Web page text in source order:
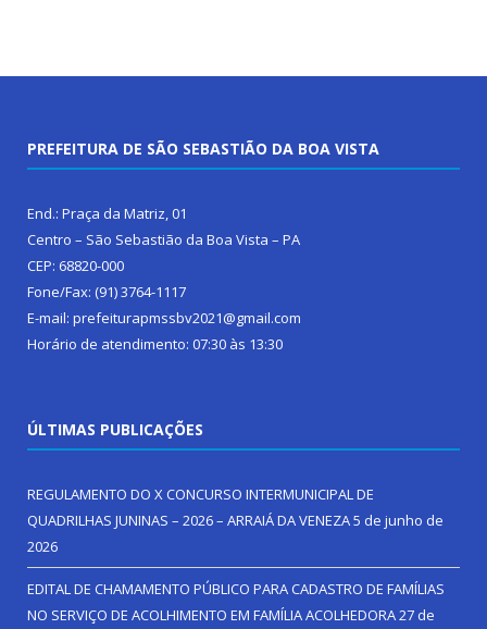
PREFEITURA DE SÃO SEBASTIÃO DA BOA VISTA
End.: Praça da Matriz, 01
Centro – São Sebastião da Boa Vista – PA
CEP: 68820-000
Fone/Fax: (91) 3764-1117
E-mail: prefeiturapmssbv2021@gmail.com
Horário de atendimento: 07:30 às 13:30
ÚLTIMAS PUBLICAÇÕES
REGULAMENTO DO X CONCURSO INTERMUNICIPAL DE
QUADRILHAS JUNINAS – 2026 – ARRAIÁ DA VENEZA5 de junho de
2026
EDITAL DE CHAMAMENTO PÚBLICO PARA CADASTRO DE FAMÍLIAS
NO SERVIÇO DE ACOLHIMENTO EM FAMÍLIA ACOLHEDORA27 de